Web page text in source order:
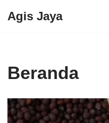
Agis Jaya
Beranda